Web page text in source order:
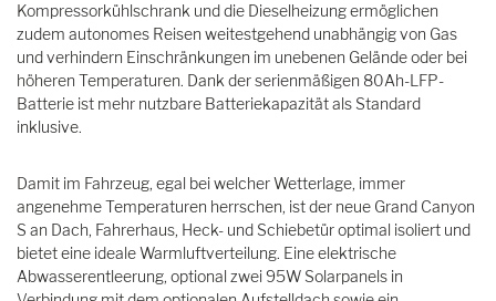
Kompressorkühlschrank und die Dieselheizung ermöglichen
zudem autonomes Reisen weitestgehend unabhängig von Gas
und verhindern Einschränkungen im unebenen Gelände oder bei
höheren Temperaturen. Dank der serienmäßigen 80Ah-LFP-
Batterie ist mehr nutzbare Batteriekapazität als Standard
inklusive.
Damit im Fahrzeug, egal bei welcher Wetterlage, immer
angenehme Temperaturen herrschen, ist der neue Grand Canyon
S an Dach, Fahrerhaus, Heck- und Schiebetür optimal isoliert und
bietet eine ideale Warmluftverteilung. Eine elektrische
Abwasserentleerung, optional zwei 95W Solarpanels in